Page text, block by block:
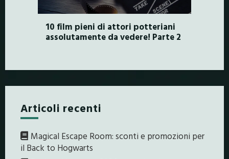
10 film pieni di attori potteriani
assolutamente da vedere! Parte 2
Articoli recenti
Magical Escape Room: sconti e promozioni per
il Back to Hogwarts